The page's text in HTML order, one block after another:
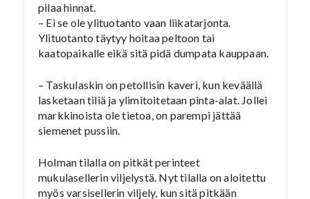
pilaa hinnat.
– Ei se ole ylituotanto vaan liikatarjonta.
Ylituotanto täytyy hoitaa peltoon tai
kaatopaikalle eikä sitä pidä dumpata kauppaan.
– Taskulaskin on petollisin kaveri, kun keväällä
lasketaan tiliä ja ylimitoitetaan pinta-alat. Jollei
markkinoista ole tietoa, on parempi jättää
siemenet pussiin.
Holman tilalla on pitkät perinteet
mukulasellerin viljelystä. Nyt tilalla on aloitettu
myös varsisellerin viljely, kun sitä pitkään